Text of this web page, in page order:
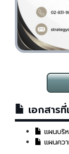
เอกสาร
แผนบริ
แผนคว